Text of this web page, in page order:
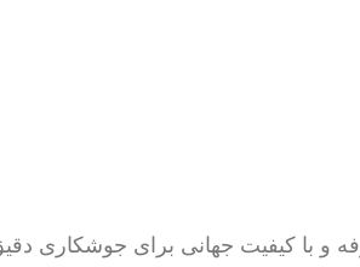
و با کیفیت جهانی برای جوشکاری